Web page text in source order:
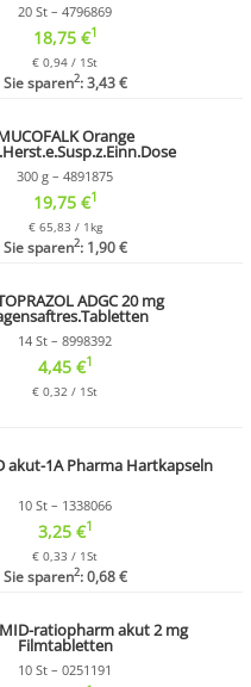
20 St – 4796869
18,75 €1
€ 0,94 / 1St
Sie sparen2: 3,43 €
Orange
300 g – 4891875
19,75 €1
€ 65,83 / 1kg
Sie sparen2: 1,90 €
ADGC 20 mg
14 St – 8998392
4,45 €1
€ 0,32 / 1St
akut-1A Pharma Hartkapseln
10 St – 1338066
3,25 €1
€ 0,33 / 1St
Sie sparen2: 0,68 €
ratiopharm akut 2 mg
Filmtabletten
10 St – 0251191